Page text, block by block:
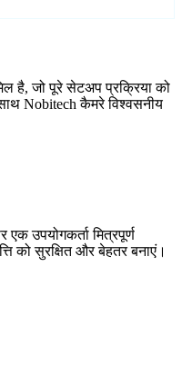
है, जो पूरे सेटअप प्रक्रिया को
Nobitech कैमरे विश्वसनीय
उपयोगकर्ता मित्रपूर्ण
को सुरक्षित और बेहतर बनाएं।